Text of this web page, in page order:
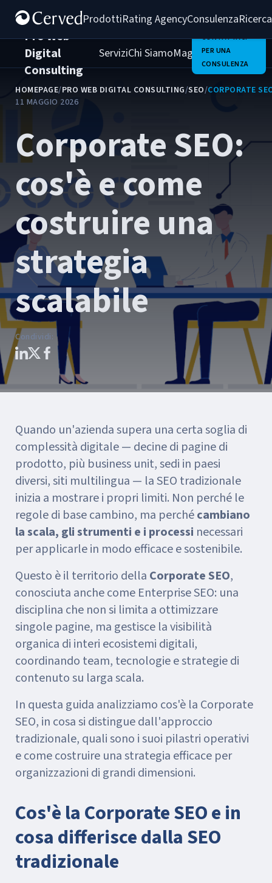
ProdottiRating AgencyConsulenza
Pro Web
Digital
Consulting
ServiziChi SiamoMagazineClienti
CONTATTACI
PER UNA
CONSULENZA
HOMEPAGE/PRO WEB DIGITAL CONSULTING/SEO/CORPORATE
11 MAGGIO 2026
Corporate SEO:
cos'è e come
costruire una
strategia
scalabile
Condividi:
Quando un'azienda supera una certa soglia di
complessità digitale — decine di pagine di
prodotto, più business unit, sedi in paesi
diversi, siti multilingua — la SEO tradizionale
inizia a mostrare i propri limiti. Non perché le
regole di base cambino, ma perchécambiano
la scala, gli strumenti e i processi necessari
per applicarle in modo efficace e sostenibile.
Questo è il territorio della Corporate SEO,
conosciuta anche come Enterprise SEO: una
disciplina che non si limita a ottimizzare
singole pagine, ma gestisce la visibilità
organica di interi ecosistemi digitali,
coordinando team, tecnologie e strategie di
contenuto su larga scala.
In questa guida analizziamo cos'è la Corporate
SEO, in cosa si distingue dall'approccio
tradizionale, quali sono i suoi pilastri operativi
e come costruire una strategia efficace per
organizzazioni di grandi dimensioni.
Cos'è la Corporate SEO e in
cosa differisce dalla SEO
tradizionale